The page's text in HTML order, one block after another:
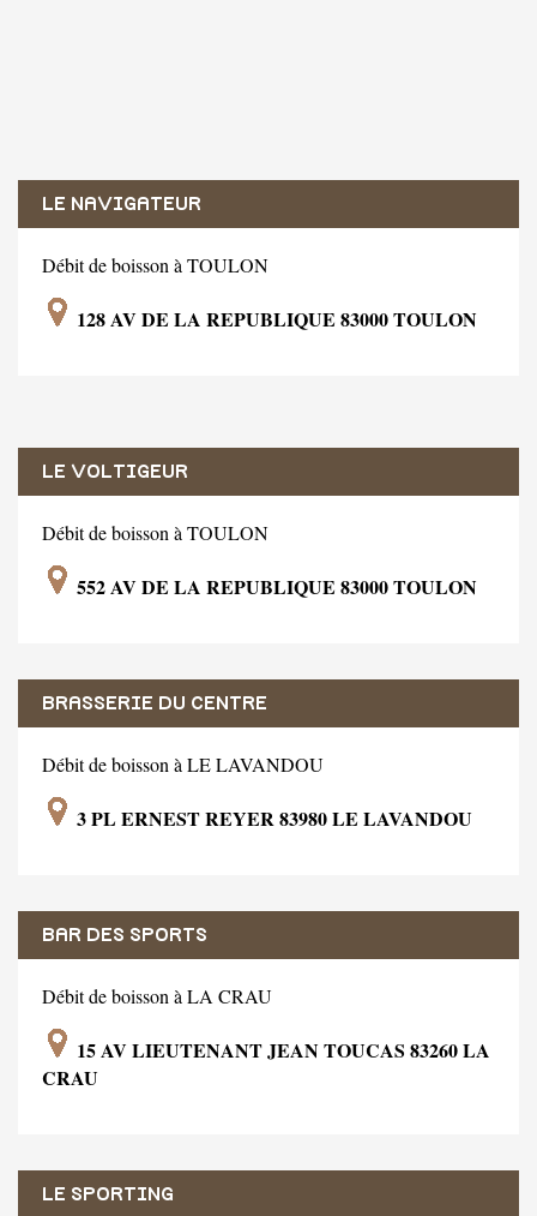
LE NAVIGATEUR
Débit de boisson à TOULON
128 AV DE LA REPUBLIQUE 83000 TOULON
LE VOLTIGEUR
Débit de boisson à TOULON
552 AV DE LA REPUBLIQUE 83000 TOULON
BRASSERIE DU CENTRE
Débit de boisson à LE LAVANDOU
3 PL ERNEST REYER 83980 LE LAVANDOU
BAR DES SPORTS
Débit de boisson à LA CRAU
15 AV LIEUTENANT JEAN TOUCAS 83260 LA
CRAU
LE SPORTING